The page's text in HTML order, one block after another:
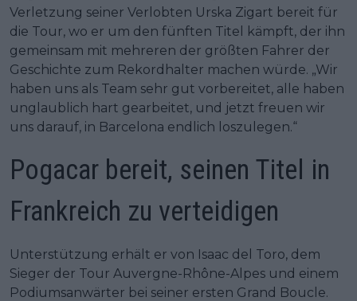
Verletzung seiner Verlobten Urska Zigart bereit für
die Tour, wo er um den fünften Titel kämpft, der ihn
gemeinsam mit mehreren der größten Fahrer der
Geschichte zum Rekordhalter machen würde. „Wir
haben uns als Team sehr gut vorbereitet, alle haben
unglaublich hart gearbeitet, und jetzt freuen wir
uns darauf, in Barcelona endlich loszulegen.“
Pogacar bereit, seinen Titel in
Frankreich zu verteidigen
Unterstützung erhält er von Isaac del Toro, dem
Sieger der Tour Auvergne-Rhône-Alpes und einem
Podiumsanwärter bei seiner ersten Grand Boucle.